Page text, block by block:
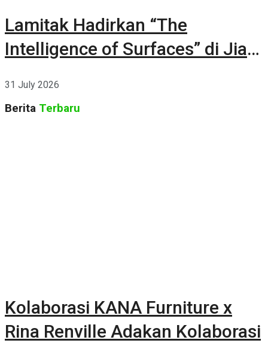
Lamitak Hadirkan “The
Intelligence of Surfaces” di Jia
31 July 2026
Berita Terbaru
Kolaborasi KANA Furniture x
Rina Renville Adakan Kolaborasi